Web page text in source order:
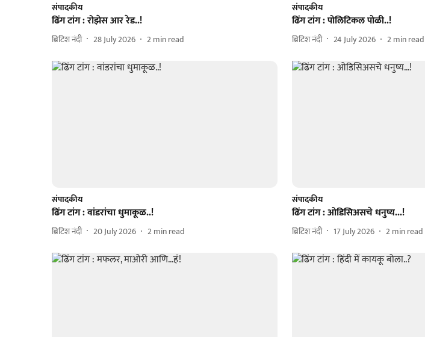
संपादकीय
ढिंग टांग : रोझेस आर रेड..!
ब्रिटिश नंदी 28 July 2026 2min read
संपादकीय
ढिंग टांग : पोलिटिकल पोळी..!
ब्रिटिश नंदी 24 July 2026 2min read
संपादकीय
ढिंग टांग : वांडरांचा धुमाकूळ..!
ब्रिटिश नंदी 20 July 2026 2min read
संपादकीय
ढिंग टांग : ओडिसिअसचे धनुष्य...!
ब्रिटिश नंदी 17 July 2026 2min read